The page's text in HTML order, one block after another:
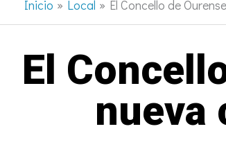
Inicio Local El Concello de
El
nueva